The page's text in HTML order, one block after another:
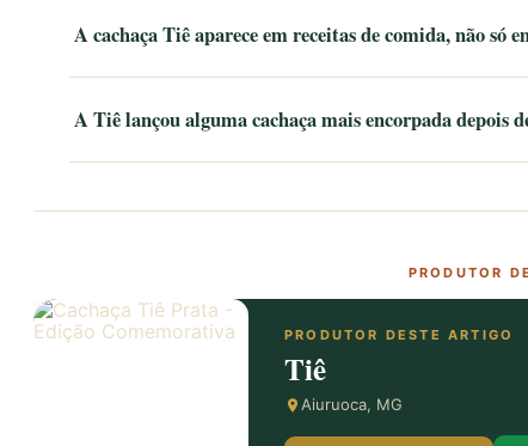
A cachaça Tiê aparece em receitas de comida, não só
A Tiê lançou alguma cachaça mais encorpada depois
PRODUTOR
PRODUTOR DESTE ARTIGO
Tiê
Aiuruoca, MG